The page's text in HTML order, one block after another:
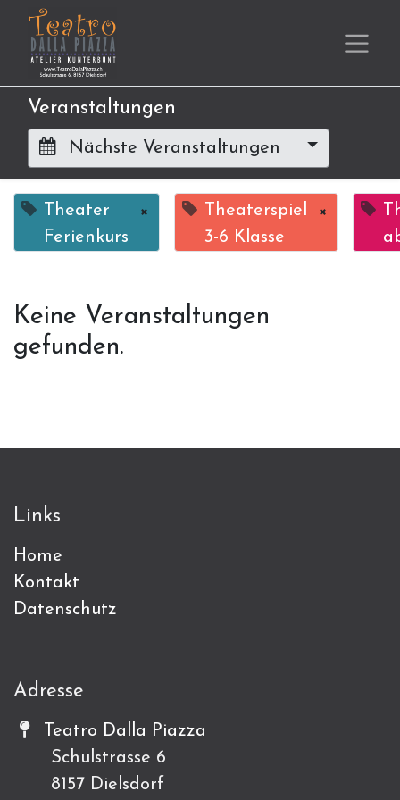
Veranstaltungen
Nächste Veranstaltungen
Theater
Ferienkurs
×
Theaterspiel
3-6 Klasse
×
Keine Veranstaltungen
gefunden.
Links
Home
Kontakt
Datenschutz
Adresse
Teatro Dalla Piazza
Schulstrasse 6
8157 Dielsdorf